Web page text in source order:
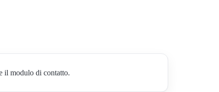
il modulo di contatto.